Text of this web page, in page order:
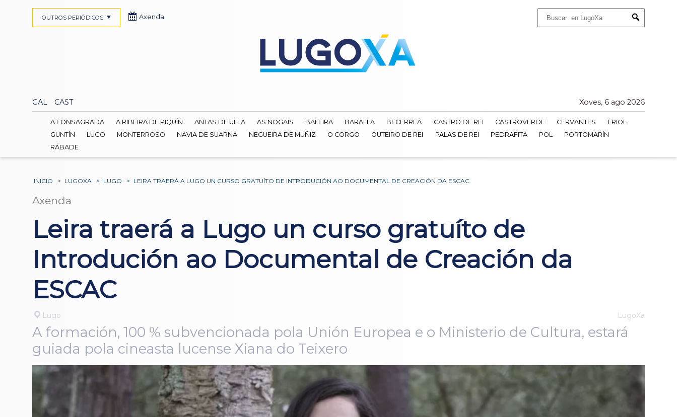
Submit
GAL CAST Xoves, 6 ago 2026
OUTROS PERIÓDICOS Axenda
A FONSAGRADA A RIBEIRA DE PIQUÍN ANTAS DE ULLA AS NOGAIS BALEIRA BARALLA BECERREÁ CASTRO DE REI CASTROVERDE CERVANTES
FRIOL
GUNTÍN
LUGO MONTERROSO NAVIA DE SUARNA NEGUEIRA DE MUÑIZ O CORGO OUTEIRO DE REI PALAS DE REI PEDRAFITA POL
PORTOMARÍN
RÁBADE
INICIO > LUGOXA > LUGO > LEIRA TRAERÁ A LUGO UN CURSO GRATUÍTO DE INTRODUCIÓN AO DOCUMENTAL DE CREACIÓN DA ESCAC
Axenda
Leira traerá a Lugo un curso gratuíto de
Introdución ao Documental de Creación da
ESCAC
Lugo LugoXa
A formación, 100 % subvencionada pola Unión Europea e o Ministerio de Cultura, estará
guiada pola cineasta lucense Xiana do Teixero